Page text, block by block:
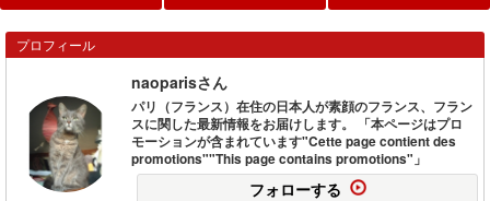
プロフィール
naoparisさん
パリ（フランス）在住の日本人が素顔のフランス、フラン
スに関した最新情報をお届けします。 「本ページはプロ
モーションが含まれています"Cette page contient des
promotions""This page contains promotions"」
フォローする